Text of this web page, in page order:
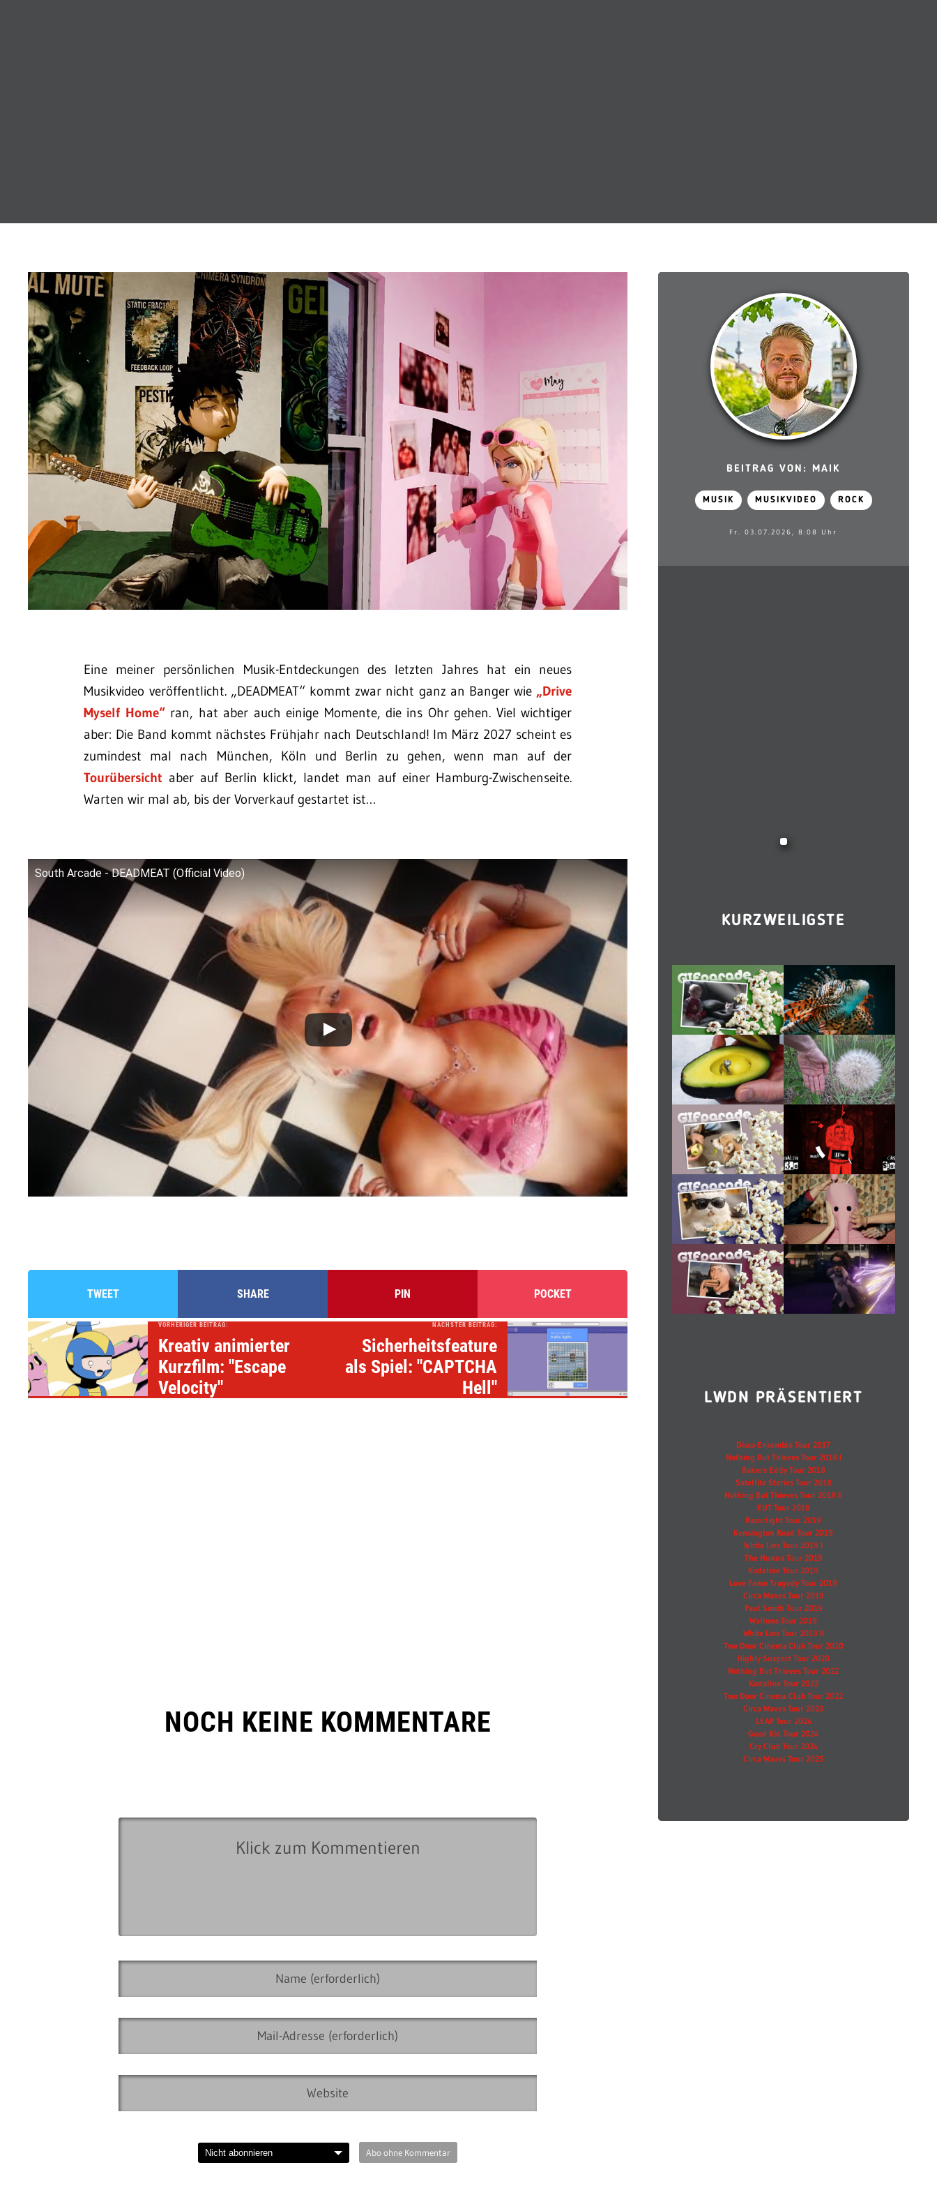
Eine meiner persönlichen Musik-Entdeckungen des letzten Jahres hat ein neues
Musikvideo veröffentlicht. „DEADMEAT“ kommt zwar nicht ganz an Banger wie „Drive
Myself Home“ran, hat aber auch einige Momente, die ins Ohr gehen. Viel wichtiger
aber: Die Band kommt nächstes Frühjahr nach Deutschland! Im März 2027 scheint es
zumindest mal nach München, Köln und Berlin zu gehen, wenn man auf der
Tourübersicht aber auf Berlin klickt, landet man auf einer Hamburg-Zwischenseite.
Warten wir mal ab, bis der Vorverkauf gestartet ist…
South Arcade - DEADMEAT (Official Video)
TWEET SHARE PIN POCKET
VORHERIGER BEITRAG:
Kreativ animierter
Kurzfilm: "Escape
Velocity"
NÄCHSTER BEITRAG:
Sicherheitsfeature
als Spiel: "CAPTCHA
Hell"
NOCH KEINE KOMMENTARE
Abo ohne Kommentar
BEITRAG VON: MAIK
MUSIK MUSIKVIDEO ROCK
Fr. 03.07.2026, 8:08 Uhr
KURZWEILIGSTE
LWDN PRÄSENTIERT
Disco Ensemble Tour 2017
Nothing But Thieves Tour 2018 I
Bakers Eddy Tour 2018
Satellite Stories Tour 2018
Nothing But Thieves Tour 2018 II
EUT Tour 2018
Razorlight Tour 2019
Kensington Road Tour 2019
White Lies Tour 2019 I
The Hunna Tour 2019
Kodaline Tour 2019
Love Fame Tragedy Tour 2019
Circa Waves Tour 2019
Paul Smith Tour 2019
Wallows Tour 2019
White Lies Tour 2019 II
Two Door Cinema Club Tour 2020
Highly Suspect Tour 2020
Nothing But Thieves Tour 2022
Kodaline Tour 2022
Two Door Cinema Club Tour 2022
Circa Waves Tour 2023
LEAP Tour 2024
Good Kid Tour 2024
Cry Club Tour 2024
Circa Waves Tour 2025